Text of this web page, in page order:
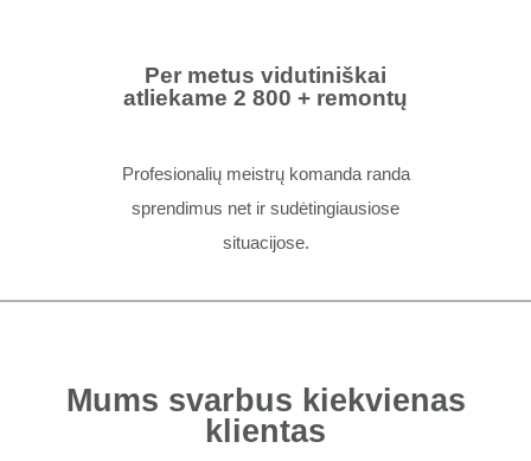
Per metus vidutiniškai
atliekame 2 800 + remontų
Profesionalių meistrų komanda randa
sprendimus net ir sudėtingiausiose
situacijose.
Mums svarbus kiekvienas
klientas